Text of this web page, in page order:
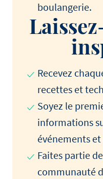
boulangerie.
Recevez
recettes et
Soyez le
informations
événements
Faites partie
communauté